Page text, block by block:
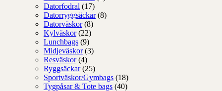
Datorfodral (17)
Datorryggsäckar (8)
Datorväskor (8)
Kylväskor (22)
Lunchbags (9)
Midjeväskor (3)
Resväskor (4)
Ryggsäckar (25)
Sportväskor/Gymbags (18)
Tygpåsar & Tote bags (40)